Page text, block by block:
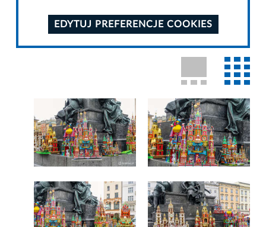
EDYTUJ PREFERENCJE COOKIES